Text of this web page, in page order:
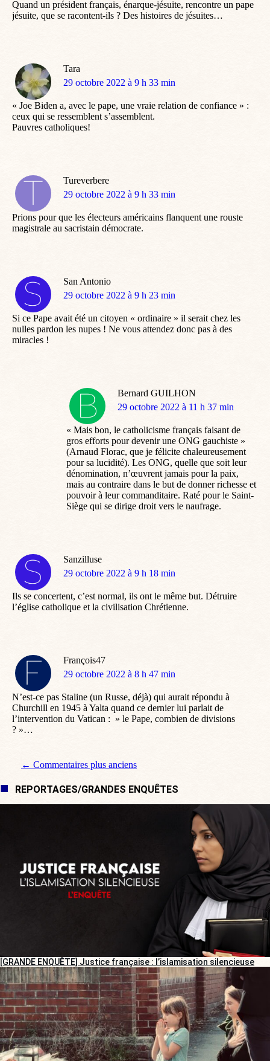
Quand un président français, énarque-jésuite, rencontre un pape
jésuite, que se racontent-ils ? Des histoires de jésuites…
Tara
dit
29 octobre 2022 à 9 h 33 min
« Joe Biden a, avec le pape, une vraie relation de confiance » :
ceux qui se ressemblent s’assemblent.
Pauvres catholiques!
Tureverbere
dit
29 octobre 2022 à 9 h 33 min
Prions pour que les électeurs américains flanquent une rouste
magistrale au sacristain démocrate.
San Antonio
dit
29 octobre 2022 à 9 h 23 min
Si ce Pape avait été un citoyen « ordinaire » il serait chez les
nulles pardon les nupes ! Ne vous attendez donc pas à des
miracles !
Bernard GUILHON
dit
29 octobre 2022 à 11 h 37 min
« Mais bon, le catholicisme français faisant de
gros efforts pour devenir une ONG gauchiste »
(Arnaud Florac, que je félicite chaleureusement
pour sa lucidité). Les ONG, quelle que soit leur
dénomination, n’œuvrent jamais pour la paix,
mais au contraire dans le but de donner richesse et
pouvoir à leur commanditaire. Raté pour le Saint-
Siège qui se dirige droit vers le naufrage.
Sanzilluse
dit
29 octobre 2022 à 9 h 18 min
Ils se concertent, c’est normal, ils ont le même but. Détruire
l’église catholique et la civilisation Chrétienne.
François47
dit
29 octobre 2022 à 8 h 47 min
N’est-ce pas Staline (un Russe, déjà) qui aurait répondu à
Churchill en 1945 à Yalta quand ce dernier lui parlait de
l’intervention du Vatican : » le Pape, combien de divisions
? »…
Navigation de commentaire
← Commentaires plus anciens
REPORTAGES/GRANDES ENQUÊTES
[GRANDE ENQUÊTE] Justice française : l’islamisation silencieuse